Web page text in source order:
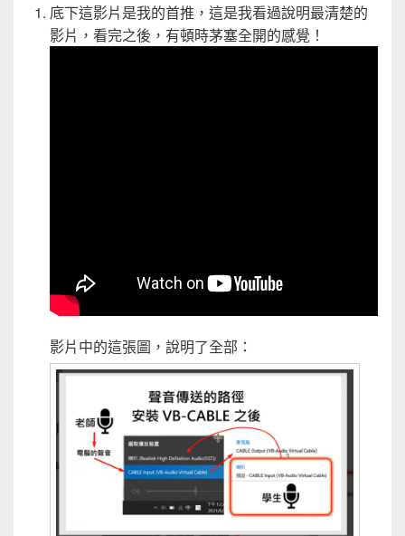
底下這影片是我的首推，這是我看過說明最清楚的
影片，看完之後，有頓時茅塞全開的感覺！
影片中的這張圖，說明了全部：